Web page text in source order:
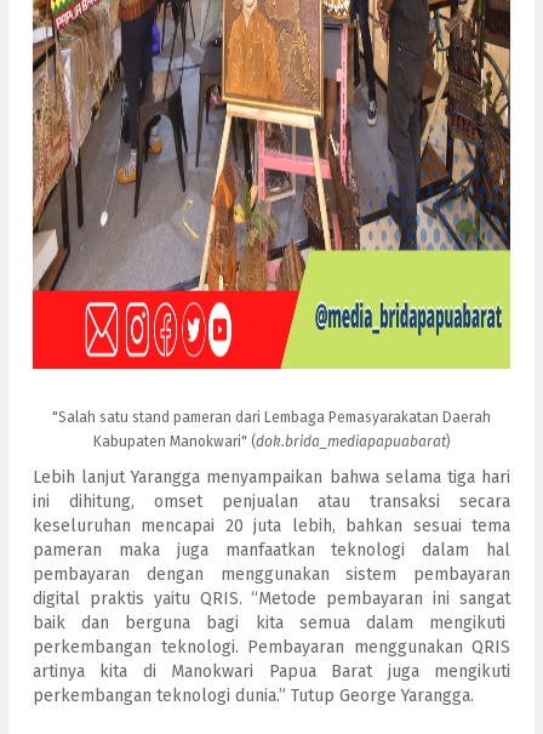
"Salah satu stand pameran dari Lembaga Pemasyarakatan Daerah
Kabupaten Manokwari" (dok.brida_mediapapuabarat)
Lebih lanjut Yarangga menyampaikan bahwa selama tiga hari
ini dihitung, omset penjualan atau transaksi secara
keseluruhan mencapai 20 juta lebih, bahkan sesuai tema
pameran maka juga manfaatkan teknologi dalam hal
pembayaran dengan menggunakan sistem pembayaran
digital praktis yaitu QRIS. “Metode pembayaran ini sangat
baik dan berguna bagi kita semua dalam mengikuti
perkembangan teknologi. Pembayaran menggunakan QRIS
artinya kita di Manokwari Papua Barat juga mengikuti
perkembangan teknologi dunia.” Tutup George Yarangga.